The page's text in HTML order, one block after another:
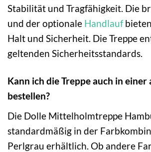
Stabilität und Tragfähigkeit. Die
und der optionale Handlauf
Halt und Sicherheit. Die Treppe
geltenden Sicherheitsstandards.
Kann ich die Treppe auch in einer
bestellen?
Die Dolle Mittelholmtreppe
standardmäßig in der
Perlgrau erhältlich. Ob andere